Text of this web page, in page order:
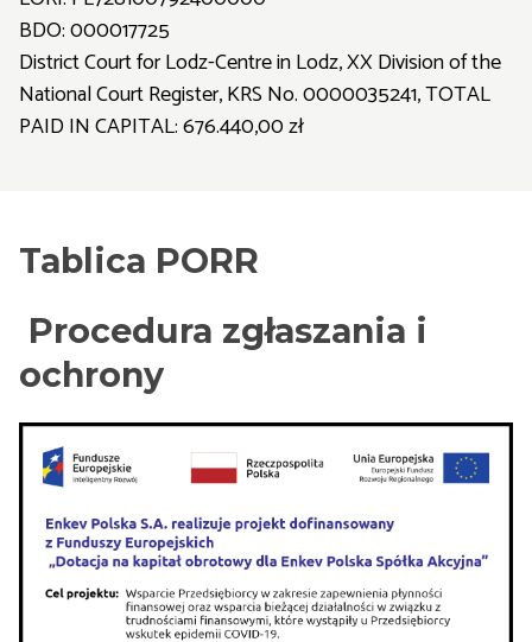
BDO: 000017725
District Court for Lodz-Centre in Lodz, XX Division of the
National Court Register, KRS No. 0000035241, TOTAL
PAID IN CAPITAL: 676.440,00 zł
Tablica PORR
Procedura zgłaszania i
ochrony